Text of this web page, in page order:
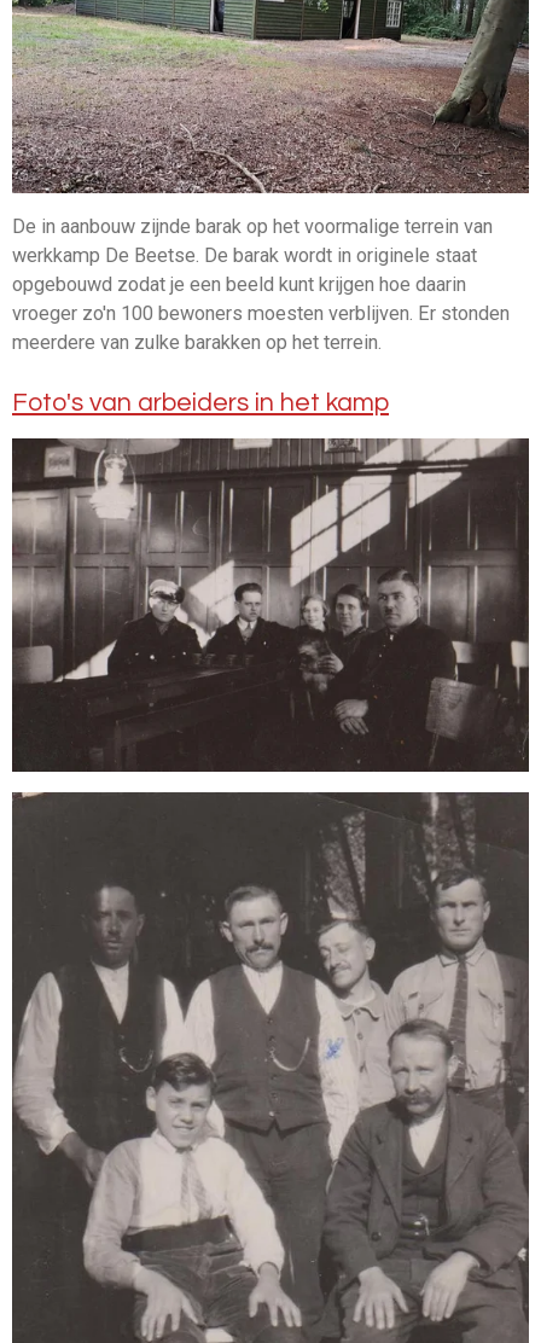
De in aanbouw zijnde barak op het voormalige terrein van
werkkamp De Beetse. De barak wordt in originele staat
opgebouwd zodat je een beeld kunt krijgen hoe daarin
vroeger zo'n 100 bewoners moesten verblijven. Er stonden
meerdere van zulke barakken op het terrein.
Foto's van arbeiders in het kamp